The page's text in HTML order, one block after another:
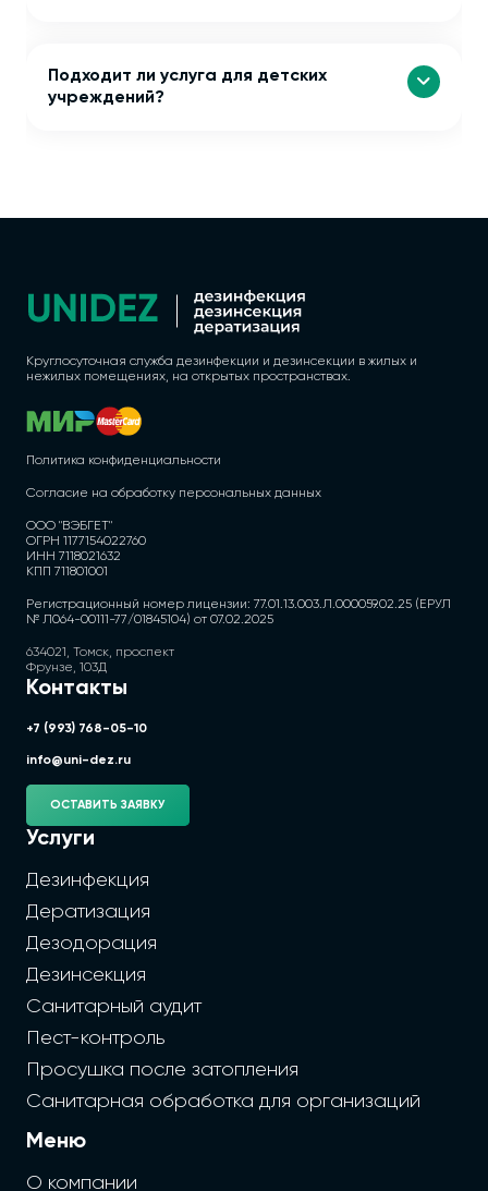
Подходит ли услуга для детских
учреждений?
Круглосуточная служба дезинфекции и дезинсекции в жилых и
нежилых помещениях, на открытых пространствах.
Политика конфиденциальности
Согласие на обработку персональных данных
ООО "ВЭБГЕТ"
ОГРН 1177154022760
ИНН 7118021632
КПП 711801001
Регистрационный номер лицензии: 77.01.13.003.Л.000059.02.25 (ЕРУЛ
№ Л064-00111-77/01845104) от 07.02.2025
634021, Томск, проспект
Фрунзе, 103Д
Контакты
+7 (993) 768-05-10
info@uni-dez.ru
ОСТАВИТЬ ЗАЯВКУ
Услуги
Дезинфекция
Дератизация
Дезодорация
Дезинсекция
Санитарный аудит
Пест-контроль
Просушка после затопления
Санитарная обработка для организаций
Меню
О компании